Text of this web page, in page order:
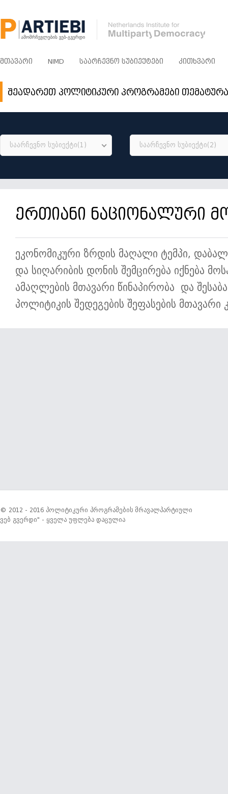
ᲛᲗᲐᲕᲐᲠᲘ NIMD ᲡᲐᲐᲠᲩᲔᲕᲜᲝ ᲡᲣᲑᲘᲔᲥᲢᲔᲑᲘ ᲙᲘᲗᲮᲕᲐᲠᲘ
შეადარეთ პოლიტიკური პროგრამები
საარჩევნო სუბიექტი(1) საარჩევნო სუბიექტი(2)
ერთიანი ნაციონალური
ეკონომიკური ზრდის მაღალი ტემპი,
და სიღარიბის დონის შემცირება იქნება
ამაღლების მთავარი წინაპირობა და
პოლიტიკის შედეგების შეფასების მთავარი
© 2012 - 2016 პოლიტიკური პროგრამების მრავალპარტიული
ვებ გვერდი" - ყველა უფლება დაცულია